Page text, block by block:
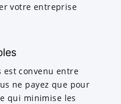
votre entreprise
est convenu entre
ne payez que pour
qui minimise les